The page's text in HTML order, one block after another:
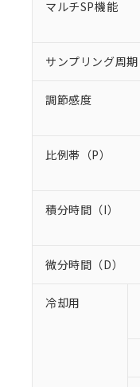
マルチSP機能
サンプリング周期
調節感度
比例帯（P）
積分時間（I）
微分時間（D）
冷却用